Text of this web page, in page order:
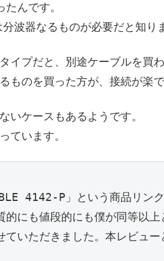
んです。
波器なるものが必要だと知り
イプだと、別途ケーブルを買
ものを買った方が、接続が楽
いケースもあるようです。
ています。
4142-P」という商品リン
的にも値段的にも僕が同等以
いただきました。本レビュ